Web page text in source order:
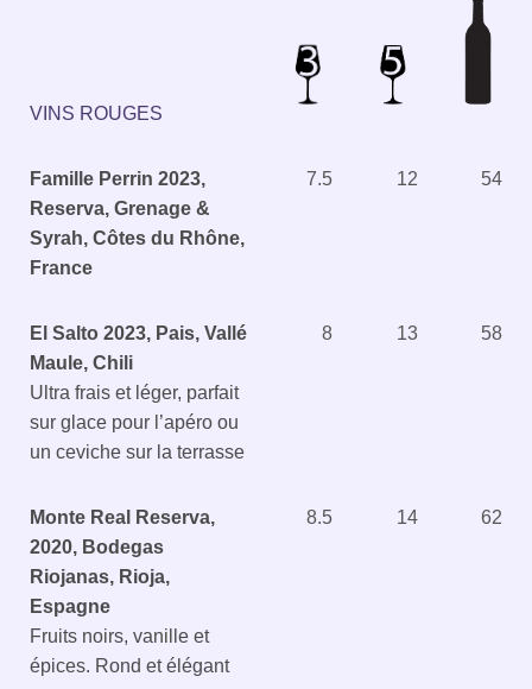
VINS ROUGES
Famille Perrin 2023,
Reserva, Grenage &
Syrah, Côtes du Rhône,
France
7.5 12 54
El Salto 2023, Pais, Vallé
Maule, Chili
Ultra frais et léger, parfait
sur glace pour l’apéro ou
un ceviche sur la terrasse
8 13 58
Monte Real Reserva,
2020, Bodegas
Riojanas, Rioja,
Espagne
Fruits noirs, vanille et
épices. Rond et élégant
8.5 14 62